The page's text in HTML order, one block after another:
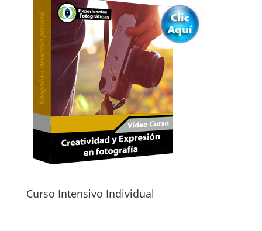
Curso Intensivo Individual